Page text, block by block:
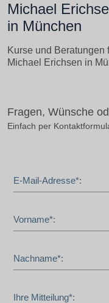
Michael
in München
Kurse und Beratungen
Michael Erichsen in
Fragen, Wünsche
Einfach per
E-Mail-Adresse*:
Vorname*:
Nachname*:
Ihre Mitteilung*: